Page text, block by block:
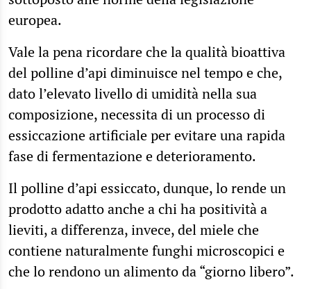
europea.
Vale la pena ricordare che la qualità bioattiva
del polline d’api diminuisce nel tempo e che,
dato l’elevato livello di umidità nella sua
composizione, necessita di un processo di
essiccazione artificiale per evitare una rapida
fase di fermentazione e deterioramento.
Il polline d’api essiccato, dunque, lo rende un
prodotto adatto anche a chi ha positività a
lieviti, a differenza, invece, del miele che
contiene naturalmente funghi microscopici e
che lo rendono un alimento da “giorno libero”.